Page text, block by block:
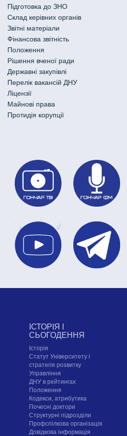
Підготовка до ЗНО
Склад керівних органів
Звітні матеріали
Фінансова звітність
Положення
Рішення вченої ради
Державні закупівлі
Перелік вакансій ДНУ
Ліцензії
Майнові права
Протидія корупції
ІСТОРІЯ І
СЬОГОДЕННЯ
Історія
Статут Університету і
стратегія розвитку
Управління
ДНУ в рейтингах
Положення
Кодекси, атрибутика
Почесні доктори
Структурні підрозділи
Профспілкова організація
Довідкова інформація